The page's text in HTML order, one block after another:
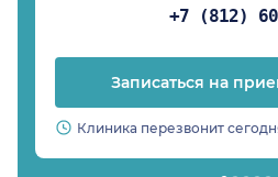
Записаться на
Клиника перезвонит